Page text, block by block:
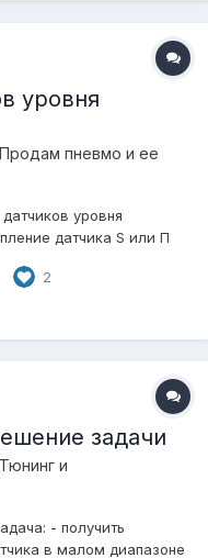
уровня
Продам пневмо и ее
уровня
датчика S или П
крепления штанги 1шт; -
комплекта $15.
2
задачи
Тюнинг и
- получить
в малом диапазоне